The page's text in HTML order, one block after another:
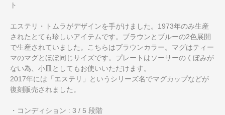
ト
エステリ・トムラがデザインを手がけました。1973年のみ生産
されたとても珍しいアイテムです。ブラウンとブルーの2色展開
で生産されていました。こちらはブラウンカラー。マグはティー
マのマグとほぼ同じサイズです。プレートはソーサーのくぼみが
ない為、小皿としてもお使いいただけます。
2017年には「エステリ」というシリーズ名でマグカップなどが
復刻販売されました。
・コンディション : 3 / 5 段階